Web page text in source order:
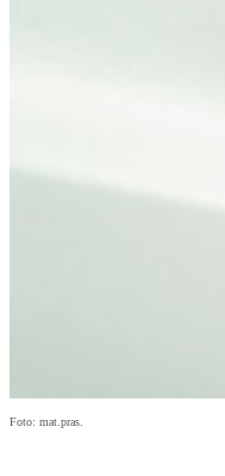
Foto: mat.pras.